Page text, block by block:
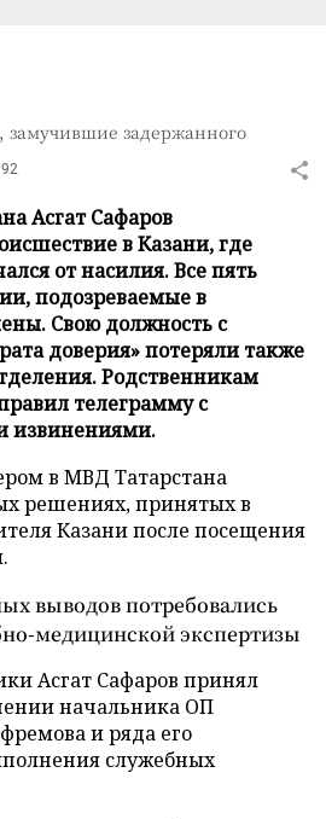
замучившие задержанного
92
Асгат Сафаров
в Казани, где
от насилия. Все пять
подозреваемые в
Свою должность с
доверия» потеряли также
Родственникам
телеграмму с
извинениями.
в МВД Татарстана
решениях, принятых в
Казани после посещения
выводов потребовались
медицинской экспертизы
Асгат Сафаров принял
начальника ОП
и ряда его
служебных